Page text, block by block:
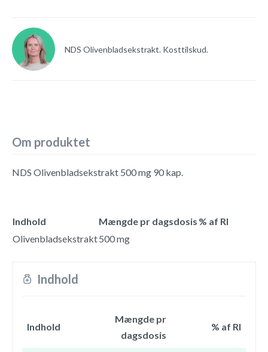
NDS Olivenbladsekstrakt. Kosttilskud.
Om produktet
NDS Olivenbladsekstrakt 500 mg 90 kap.
Indhold Mængde pr dagsdosis % af RI
Olivenbladsekstrakt500 mg
Indhold
Indhold
Mængde pr
dagsdosis
% af RI